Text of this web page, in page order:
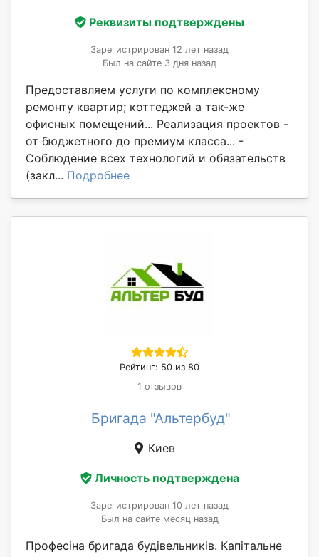
Реквизиты подтверждены
Зарегистрирован 12 лет назад
Был на сайте 3 дня назад
Предоставляем услуги по комплексному
ремонту квартир; коттеджей а так-же
офисных помещений... Реализация проектов -
от бюджетного до премиум класса... -
Соблюдение всех технологий и обязательств
(закл... Подробнее
Рейтинг: 50 из 80
1 отзывов
Бригада "Альтербуд"
Киев
Личность подтверждена
Зарегистрирован 10 лет назад
Был на сайте месяц назад
Професіна бригада будівельників. Капітальне